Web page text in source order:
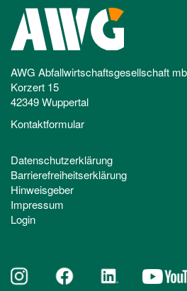
AWG Abfallwirtschaftsgesellschaft
Korzert 15
42349 Wuppertal
Kontaktformular
Datenschutzerklärung
Barrierefreiheitserklärung
Hinweisgeber
Impressum
Login